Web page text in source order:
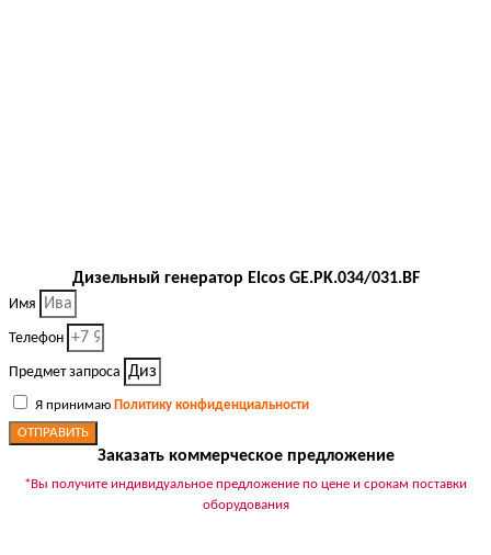
Дизельный генератор Elcos GE.PK.034/031.BF
Имя
Телефон
Предмет запроса
Я принимаю Политику конфиденциальности
ОТПРАВИТЬ
Заказать коммерческое предложение
*Вы получите индивидуальное предложение по цене и срокам поставки
оборудования